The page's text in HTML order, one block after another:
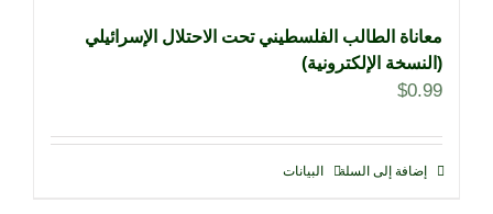
معاناة الطالب الفلسطيني تحت الاحتلال الإسرائيلي
(النسخة الإلكترونية)
$0.99
إضافة إلى السلة البيانات